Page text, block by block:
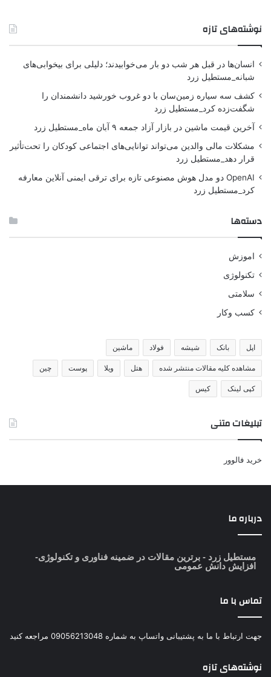
نوشته‌های تازه
انسان‌ها در قبل هر شب دو بار می‌خوابیدند؛ دلیلی برای بیخوابی‌های
شبانه_مستطیل زرد
کشف سه سیاره زمین‌سان با دو غروب خورشید دانشمندان را
شگفت‌زده کرد_مستطیل زرد
آخرین قیمت ماشین در بازار آزاد جمعه ۹ آبان ماه_مستطیل زرد
مشکلات مالی والدین می‌تواند توانایی‌های اجتماعی کودکان را تحت‌تأثیر
قرار دهد_مستطیل زرد
OpenAI دو مدل هوش مصنوعی تازه برای ترقی ایمنی آنلاین معارفه
کرد_مستطیل زرد
دسته‌ها
اموزش
تکنولوژی
سلامتی
کسب وکار
اپل بانک شیشه فولاد ماشین
مشاهده کلیه مقالات منتشر شده هتل ویلا پوست چین
کپی لینک کیس
تبلیغات متنی
خرید فالوور
درباره ما
مستطیل زرد - برترین مقالات در ضمینه فناوری و تکنولوژی-
افزایش دانش عمومی
تماس با ما
جهت ارتباط با ما به پشتیبانی واتساپ به شماره 09056213048 مراجعه کنید
نوشته‌های تازه